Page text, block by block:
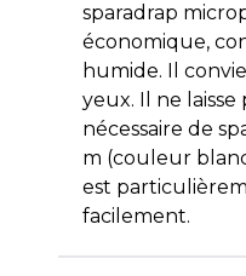
sparadrap
économique,
humide. Il
yeux. Il ne
nécessaire de
m (couleur
est
facilement.